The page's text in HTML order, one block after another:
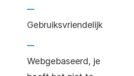
Gebruiksvriendelijk
Webgebaseerd, je